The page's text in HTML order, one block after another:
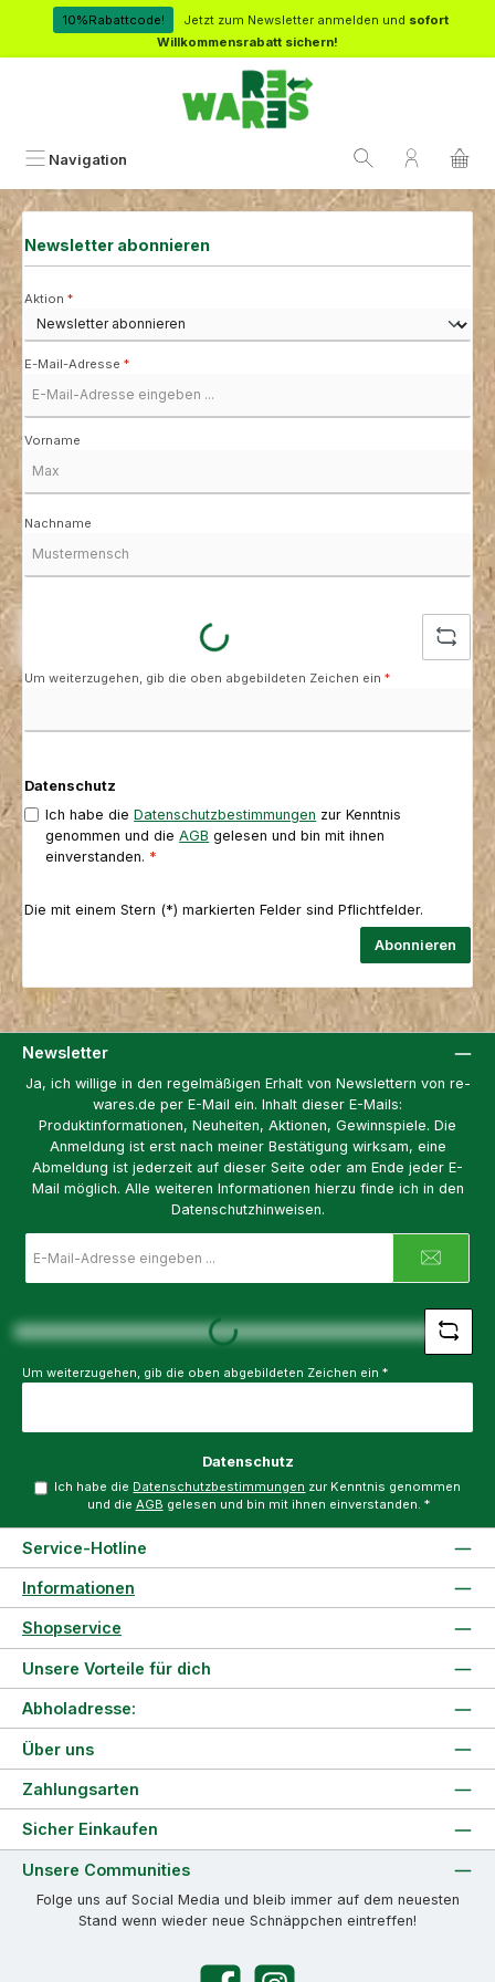
Zum Hauptinhalt springen
10%Rabattcode! Jetzt zum Newsletter anmelden und sofort
Willkommensrabatt sichern!
Navigation
Newsletter abonnieren
Aktion *
E-Mail-Adresse *
Vorname
Nachname
Loading...
Um weiterzugehen, gib die oben abgebildeten Zeichen ein *
Datenschutz
Ich habe dieDatenschutzbestimmungen zur Kenntnis
genommen und dieAGB gelesen und bin mit ihnen
einverstanden. *
Die mit einem Stern (*) markierten Felder sind Pflichtfelder.
Abonnieren
Newsletter
Ja, ich willige in den regelmäßigen Erhalt von Newslettern von re-
wares.de per E-Mail ein. Inhalt dieser E-Mails:
Produktinformationen, Neuheiten, Aktionen, Gewinnspiele. Die
Anmeldung ist erst nach meiner Bestätigung wirksam, eine
Abmeldung ist jederzeit auf dieser Seite oder am Ende jeder E-
Mail möglich. Alle weiteren Informationen hierzu finde ich in den
Datenschutzhinweisen.
Mail-
Adresse
Loading...
Um weiterzugehen, gib die oben abgebildeten Zeichen ein *
Datenschutz
Ich habe die Datenschutzbestimmungen zur Kenntnis genommen
und die AGB gelesen und bin mit ihnen einverstanden. *
Service-Hotline
Informationen
Shopservice
Unsere Vorteile für dich
Über uns
Zahlungsarten
Abholadresse:
Sicher Einkaufen
Unsere Communities
Folge uns auf Social Media und bleib immer auf dem neuesten
Stand wenn wieder neue Schnäppchen eintreffen!